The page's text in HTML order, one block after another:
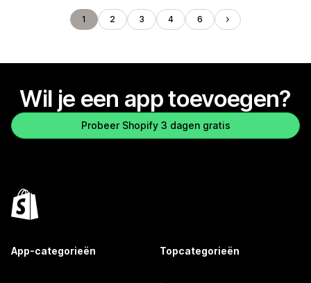
1 2 3 4 6
Wil je een app toevoegen?
Probeer Shopify 3 dagen gratis
App-categorieën Topcategorieën